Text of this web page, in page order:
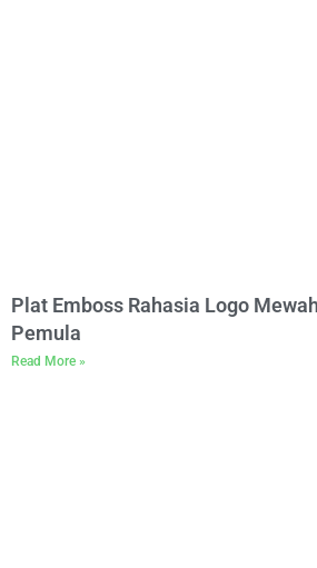
Plat Emboss Rahasia Logo
Pemula
Read More »